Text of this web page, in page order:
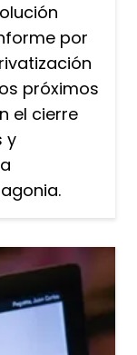
por
próximos
el cierre
y